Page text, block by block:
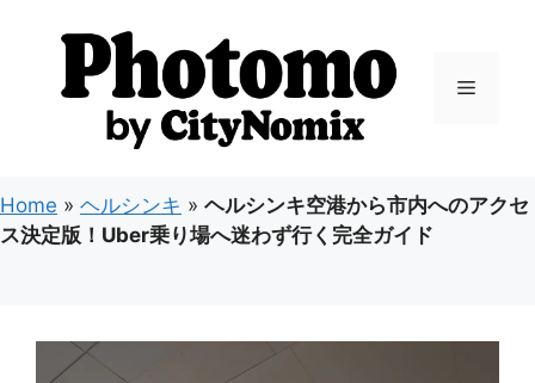
ス
キ
メ
Home » ヘルシンキ » ヘルシンキ空港から市内へのアクセ
ス決定版！Uber乗り場へ迷わず行く完全ガイド